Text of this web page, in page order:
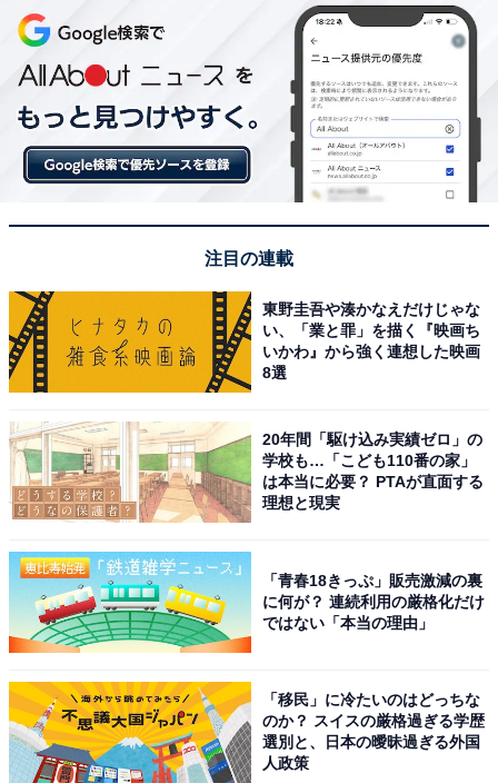
注目の連載
東野圭吾や湊かなえだけじゃな
い、「業と罪」を描く『映画ち
いかわ』から強く連想した映画
8選
20年間「駆け込み実績ゼロ」の
学校も…「こども110番の家」
は本当に必要？ PTAが直面する
理想と現実
「青春18きっぷ」販売激減の裏
に何が？ 連続利用の厳格化だけ
ではない「本当の理由」
「移民」に冷たいのはどっちな
のか？ スイスの厳格過ぎる学歴
選別と、日本の曖昧過ぎる外国
人政策